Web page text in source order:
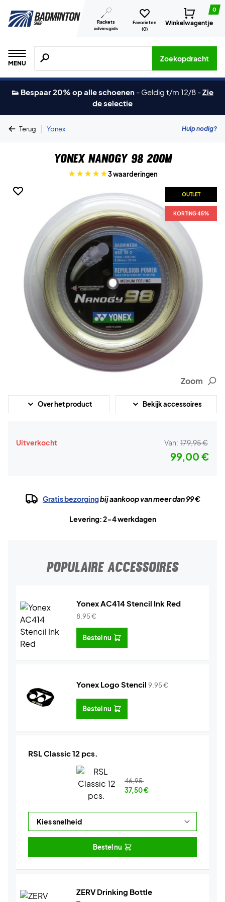
Rackets
adviesgids
Favorieten
(0)
0
Winkelwagentje
MENU
Zoeken naar producten, merken etc.
Zoekopdracht
👟 Bespaar 20% op alle schoenen - Geldig t/m 12/8 -Zie
de selectie
Terug | Yonex Hulp nodig?
Yonex Nanogy 98 200m
3 waarderingen
OUTLET
KORTING 45%
Zoom
Over het product Bekijk accessoires
Uitverkocht Van: 179,95 €
99,00 €
Gratis bezorgingbij aankoop van meer dan 99 €
Levering: 2-4 werkdagen
POPULAIRE ACCESSOIRES
Yonex AC414 Stencil Ink Red
8,95€
Bestel nu
Yonex Logo Stencil 9,95€
Bestel nu
RSL Classic 12 pcs.
46,95
37,50€
Bestel nu
ZERV Drinking Bottle